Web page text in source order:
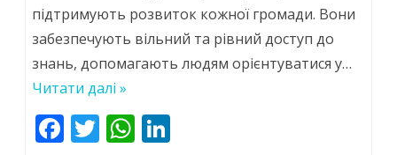
суспільної
стійкості:
та
підтримують розвиток кожної громади. Вони
забезпечують вільний та рівний доступ до
знань, допомагають людям орієнтуватися у…
Читати далі »
F T W